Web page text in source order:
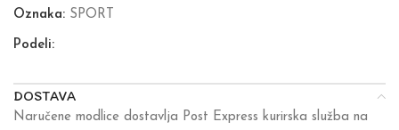
Oznaka: SPORT
Podeli:
DOSTAVA
Naručene modlice dostavlja Post Express kurirska služba na